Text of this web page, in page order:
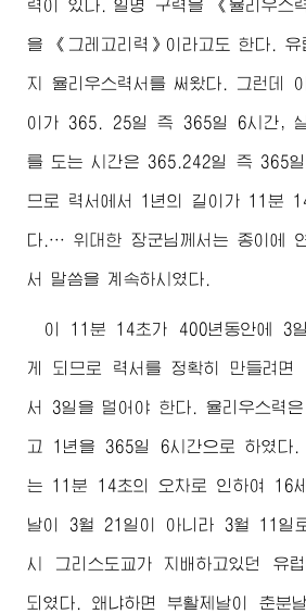
력이 있다. 일명 구력을 《율리우스
을 《그레고리력》이라고도 한다. 유
지 율리우스력서를 써왔다. 그런데
이가 365. 25일 즉 365일 6시간,
를 도는 시간은 365.242일 즉 365
므로 력서에서 1년의 길이가 11분
다.… 위대한 장군님 께서는 종이에
서 말씀을 계속하시였다.
이 11분 14초가 400년동안에 3
게 되므로 력서를 정확히 만들려면
서 3일을 덜어야 한다. 율리우스력
고 1년을 365일 6시간으로 하였다.
는 11분 14초의 오차로 인하여 16
날이 3월 21일이 아니라 3월 11일
시 그리스도교가 지배하고있던 유
되였다. 왜냐하면 부활제날이 춘분